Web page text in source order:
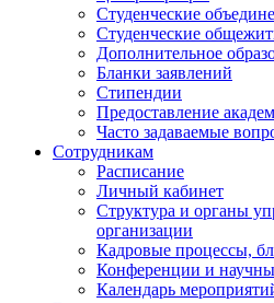
Студенческие
Студенческие
Дополнительное
Бланки заявлений
Стипендии
Предоставление
Часто задаваемые
Сотрудникам
Расписание
Личный кабинет
Структура и органы
организации
Кадровые процессы,
Конференции и
Календарь